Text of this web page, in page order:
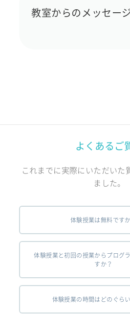
教室からのメッセー
よくあるご
これまでに実際にいただいた
ました。
体験授業は無料です
体験授業と初回の授業からプログ
すか？
体験授業の時間はどのぐら